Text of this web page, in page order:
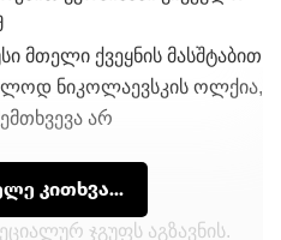
მთელი ქვეყნის მასშტაბით
ნიკოლაევსკის ოლქია,
არ
ვითარების
ჯგუფს აგზავნის.
კითხვა...